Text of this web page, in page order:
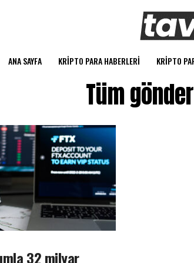
ANA SAYFA KRIPTO PARA HABERLERI KRIPTO
Tüm
32 milyar